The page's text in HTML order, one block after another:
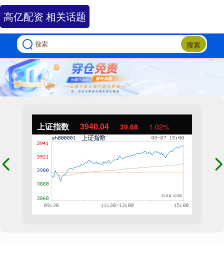
搜索
上证指数 3940.04 39.68 1.02%
高亿配资 相关话题